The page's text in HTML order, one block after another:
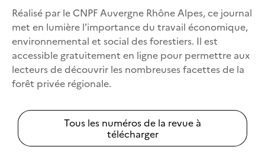
Réalisé par le CNPF Auvergne Rhône Alpes, ce journal
met en lumière l'importance du travail économique,
environnemental et social des forestiers. Il est
accessible gratuitement en ligne pour permettre aux
lecteurs de découvrir les nombreuses facettes de la
forêt privée régionale.
Tous les numéros de la revue à
télécharger